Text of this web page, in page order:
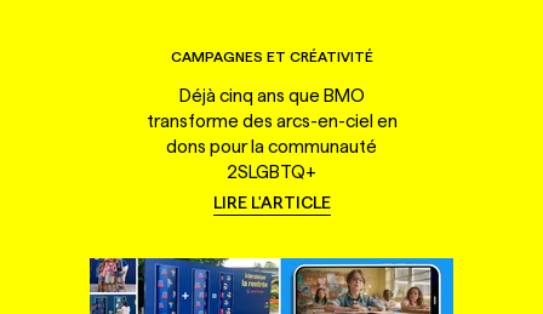
CAMPAGNES ET CRÉATIVITÉ
Déjà cinq ans que BMO
transforme des arcs-en-ciel en
dons pour la communauté
2SLGBTQ+
LIRE L'ARTICLE